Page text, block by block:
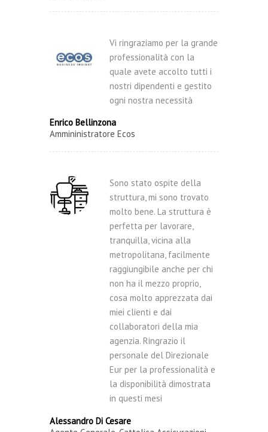
Vi ringraziamo per la grande
professionalità con la
quale avete accolto tutti i
nostri dipendenti e gestito
ogni nostra necessità
Enrico Bellinzona
Ammininistratore Ecos
Sono stato ospite della
struttura, mi sono trovato
molto bene. La struttura è
perfetta per lavorare,
tranquilla, vicina alla
metropolitana, facilmente
raggiungibile anche per chi
non ha il mezzo proprio,
cosa molto apprezzata dai
miei clienti e dai
collaboratori della mia
agenzia. Ringrazio il
personale del Direzionale
Eur per la professionalità e
la disponibilità dimostrata
in questi mesi
Alessandro Di Cesare